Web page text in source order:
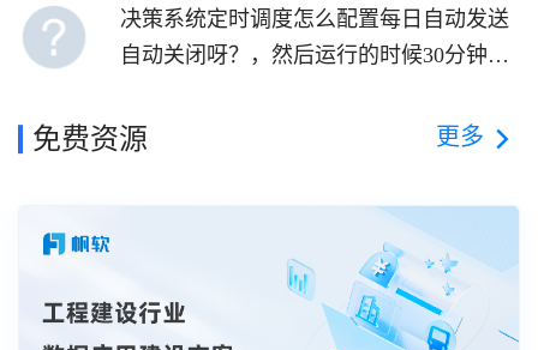
决策系统定时调度怎么配置每日自动发送
自动关闭呀？，然后运行的时候30分钟发
免费资源 更多